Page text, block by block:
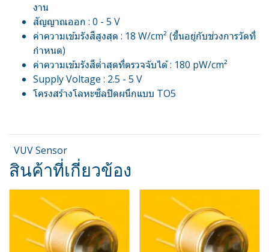
งาน
สัญญาณออก : 0 - 5 V
ค่าความเข้มรังสีสูงสุด : 18 W/cm² (ขึ้นอยู่กับช่วงการวัดที่
กำหนด)
ค่าความเข้มรังสีต่ำสุดที่ตรวจจับได้ : 180 pW/cm²
Supply Voltage : 2.5 - 5 V
โครงสร้างโลหะซีลปิดผนึกแบบ TO5
VUV Sensor
สินค้าที่เกี่ยวข้อง